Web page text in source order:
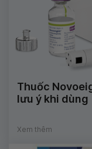
Thuốc
lưu ý khi dùng
Xem thêm